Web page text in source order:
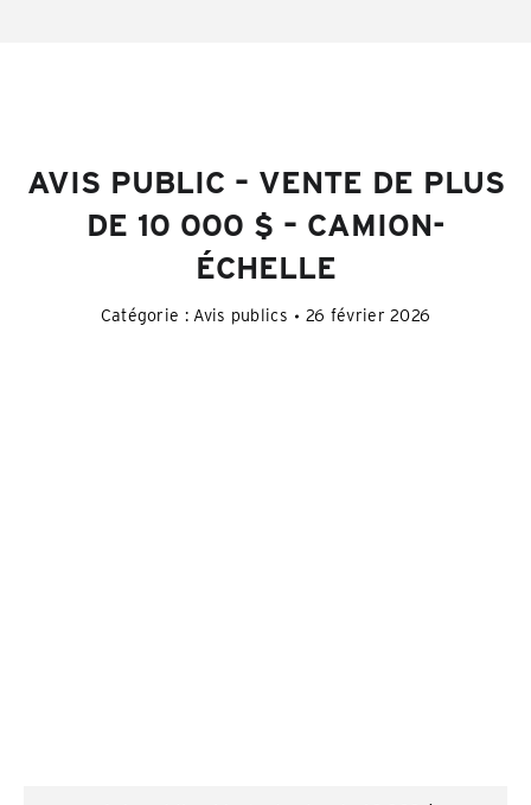
AVIS PUBLIC – VENTE DE PLUS
DE 10 000 $ – CAMION-
ÉCHELLE
Catégorie : Avis publics 26 février 2026